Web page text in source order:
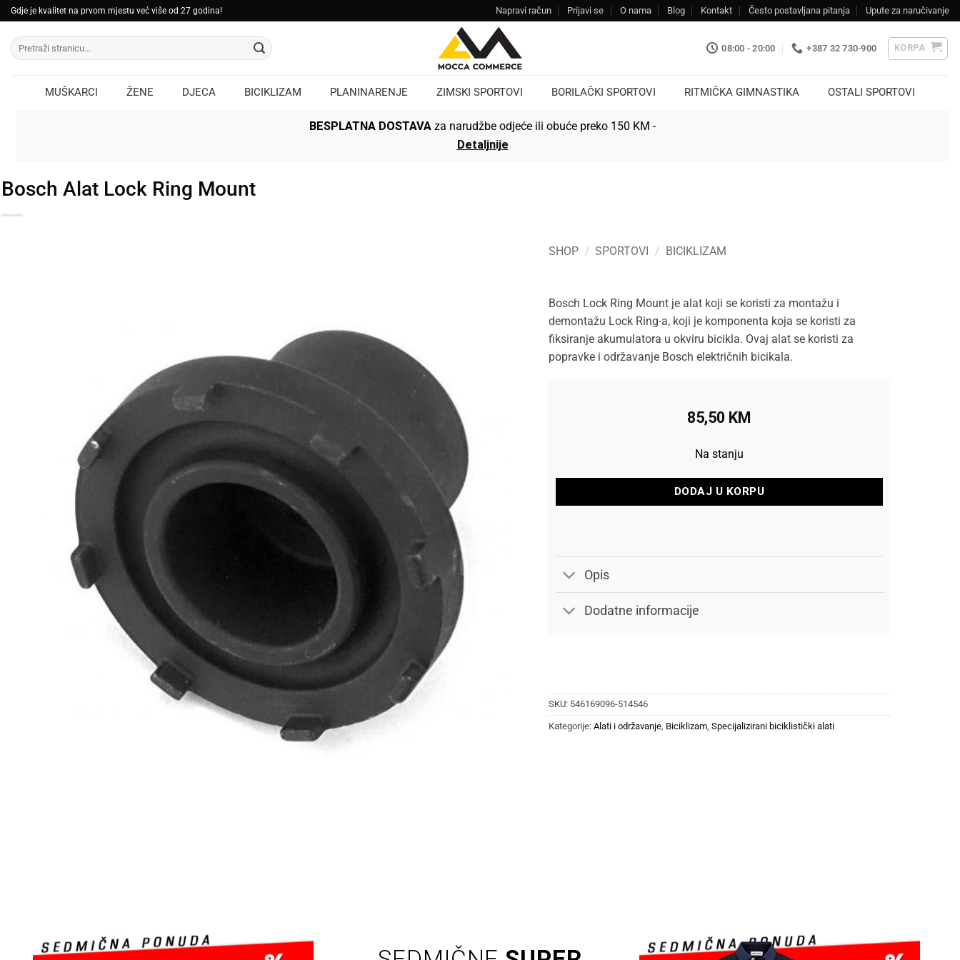
Skip
to
content
Gdje je kvalitet na prvom mjestu već više od 27 godina! Napravi račun Prijavi se O nama Blog Kontakt Često postavljana pitanja Upute za naručivanje
Pretraži:
08:00 - 20:00 +387 32 730-900 KORPA
MUŠKARCI ŽENE DJECA BICIKLIZAM PLANINARENJE ZIMSKI SPORTOVI BORILAČKI SPORTOVI RITMIČKA GIMNASTIKA OSTALI SPORTOVI
BESPLATNA DOSTAVA za narudžbe odjeće ili obuće preko 150 KM -
Detaljnije
Bosch Alat Lock Ring Mount
SHOP / SPORTOVI / BICIKLIZAM
Bosch Lock Ring Mount je alat koji se koristi za montažu i
demontažu Lock Ring-a, koji je komponenta koja se koristi za
fiksiranje akumulatora u okviru bicikla. Ovaj alat se koristi za
popravke i održavanje Bosch električnih bicikala.
85,50 KM
Na stanju
DODAJ U KORPU
Opis
Dodatne informacije
SKU: 546169096-514546
Kategorije: Alati i održavanje, Biciklizam, Specijalizirani biciklistički alati